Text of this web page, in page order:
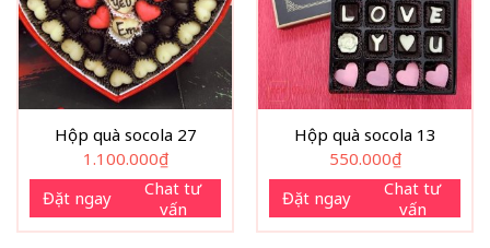
Hộp quà socola 27
1.100.000₫
Đặt ngay
Chat tư
vấn
Hộp quà socola 13
550.000₫
Đặt ngay
Chat tư
vấn